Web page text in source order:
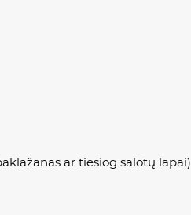
ar tiesiog salotų lapai)